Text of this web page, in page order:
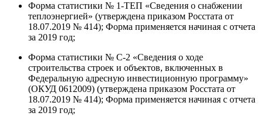
Форма статистики № 1-ТЕП «Сведения о снабжении
теплоэнергией» (утверждена приказом Росстата от
18.07.2019 № 414); Форма применяется начиная с отчета
за 2019 год;
Форма статистики № С-2 «Сведения о ходе
строительства строек и объектов, включенных в
Федеральную адресную инвестиционную программу»
(ОКУД 0612009) (утверждена приказом Росстата от
18.07.2019 № 414); Форма применяется начиная с отчета
за 2019 год;